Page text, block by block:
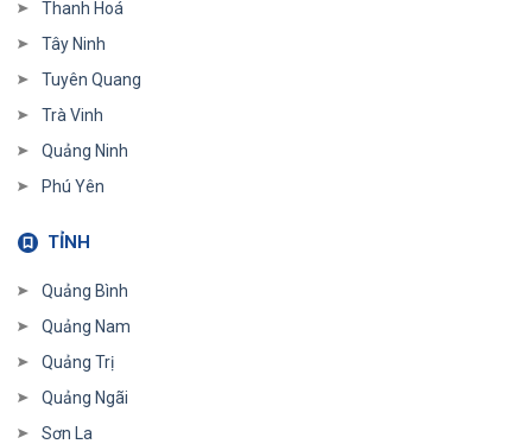
Thanh Hoá
Tây Ninh
Tuyên Quang
Trà Vinh
Quảng Ninh
Phú Yên
TỈNH
Quảng Bình
Quảng Nam
Quảng Trị
Quảng Ngãi
Sơn La